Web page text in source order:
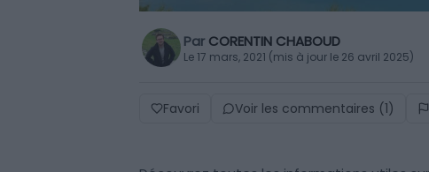
Par CORENTIN CHABOUD
Le 17 mars, 2021 (mis à jour le 26 avril 2025)
Favori Voir les commentaires (1)